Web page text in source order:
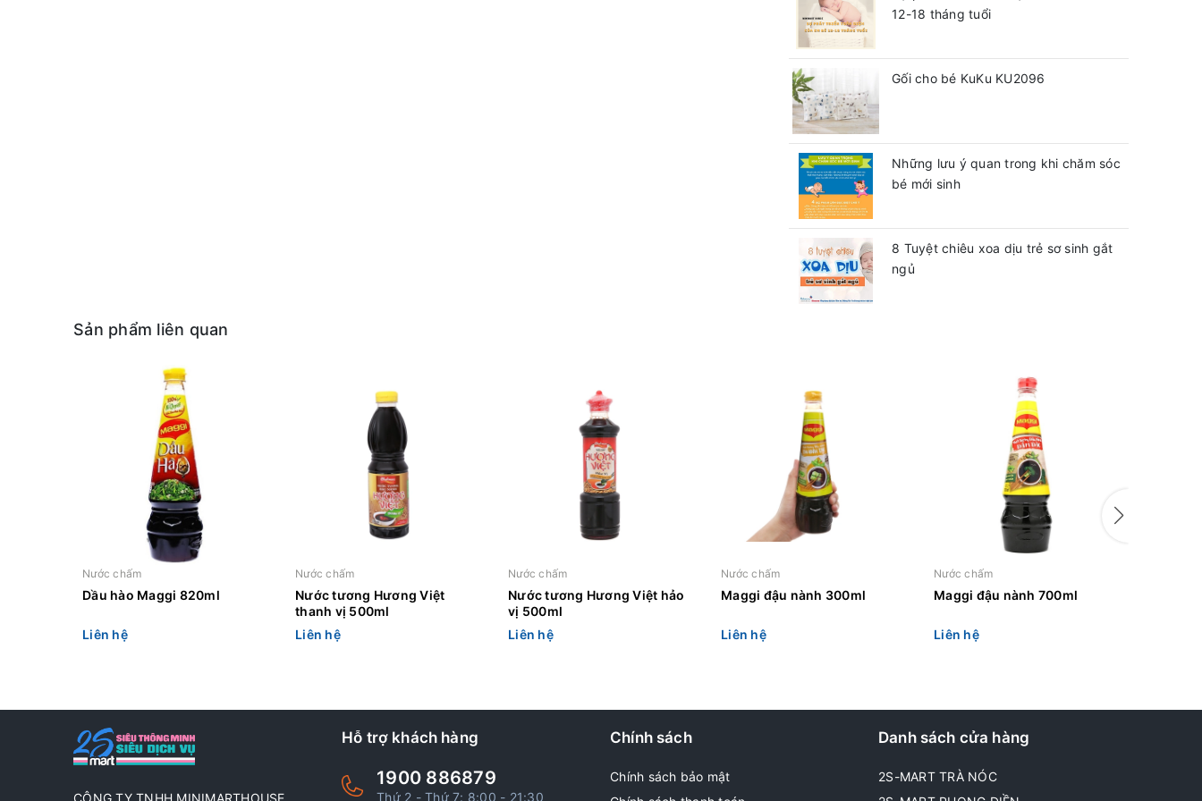
12-18 tháng tuổi
Gối cho bé KuKu KU2096
Những lưu ý quan trong khi chăm sóc
bé mới sinh
8 Tuyệt chiêu xoa dịu trẻ sơ sinh gắt
ngủ
Sản phẩm liên quan
Nước chấm
Dầu hào Maggi 820ml
Liên hệ
Nước chấm
Nước tương Hương Việt
thanh vị 500ml
Liên hệ
Nước chấm
Nước tương Hương Việt hảo
vị 500ml
Liên hệ
Nước chấm
Maggi đậu nành 300ml
Liên hệ
Nước chấm
Maggi đậu nành 700ml
Liên hệ
CÔNG TY TNHH MINIMARTHOUSE
Hỗ trợ khách hàng
1900 886879
Thứ 2 - Thứ 7: 8:00 - 21:30
Chính sách
Chính sách bảo mật
Danh sách cửa hàng
2S-MART TRÀ NÓC